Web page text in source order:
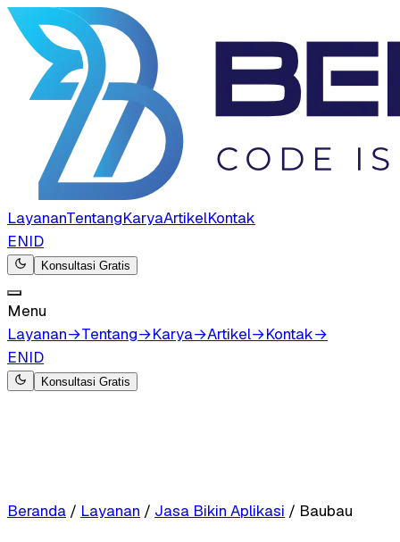
LayananTentangKaryaArtikelKontak
ENID
Konsultasi Gratis
Menu
Layanan→Tentang→Karya→Artikel→Kontak→
ENID
Konsultasi Gratis
Beranda / Layanan / Jasa Bikin Aplikasi / Baubau